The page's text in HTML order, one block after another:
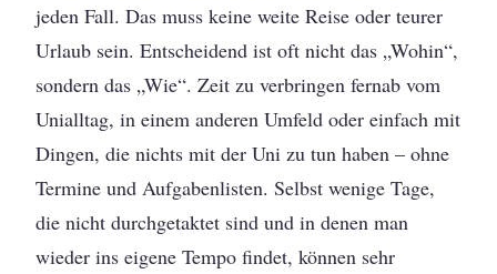
jeden Fall. Das muss keine weite Reise oder teurer
Urlaub sein. Entscheidend ist oft nicht das „Wohin“,
sondern das „Wie“. Zeit zu verbringen fernab vom
Unialltag, in einem anderen Umfeld oder einfach mit
Dingen, die nichts mit der Uni zu tun haben – ohne
Termine und Aufgabenlisten. Selbst wenige Tage,
die nicht durchgetaktet sind und in denen man
wieder ins eigene Tempo findet, können sehr